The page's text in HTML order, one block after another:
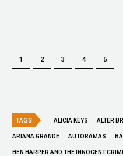
1 2 3 4 5
TAGS ALICIA KEYS ALTER
ARIANA GRANDE AUTORAMAS
BEN HARPER AND THE INNOCENT